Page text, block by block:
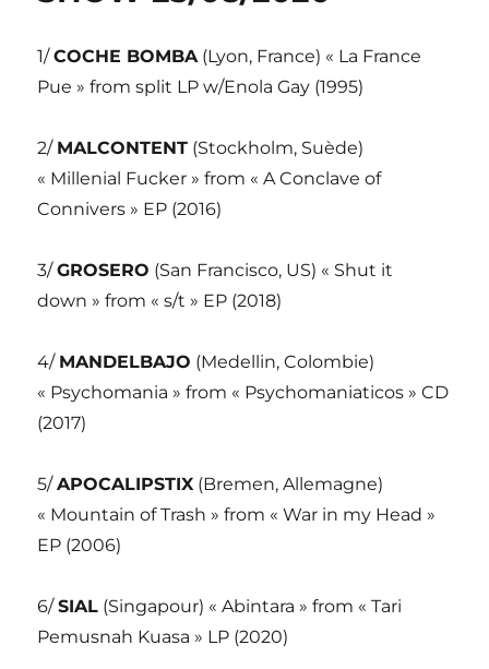
1/COCHE BOMBA(Lyon, France) « La France
Pue » from split LP w/Enola Gay (1995)
2/ MALCONTENT (Stockholm, Suède)
« Millenial Fucker » from « A Conclave of
Connivers » EP (2016)
3/GROSERO (San Francisco, US) « Shut it
down » from « s/t » EP (2018)
4/ MANDELBAJO (Medellin, Colombie)
« Psychomania » from « Psychomaniaticos » CD
(2017)
5/APOCALIPSTIX (Bremen, Allemagne)
« Mountain of Trash » from « War in my Head »
EP (2006)
6/SIAL (Singapour) « Abintara » from « Tari
Pemusnah Kuasa » LP (2020)